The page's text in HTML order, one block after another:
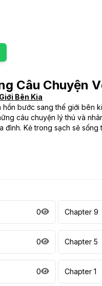
Câu Chuyện
Bên Kia
bước sang thế giới bên
câu chuyện lý thú và
Kẻ trong sạch sẽ
0 Chapter 9
0 Chapter 5
0 Chapter 1